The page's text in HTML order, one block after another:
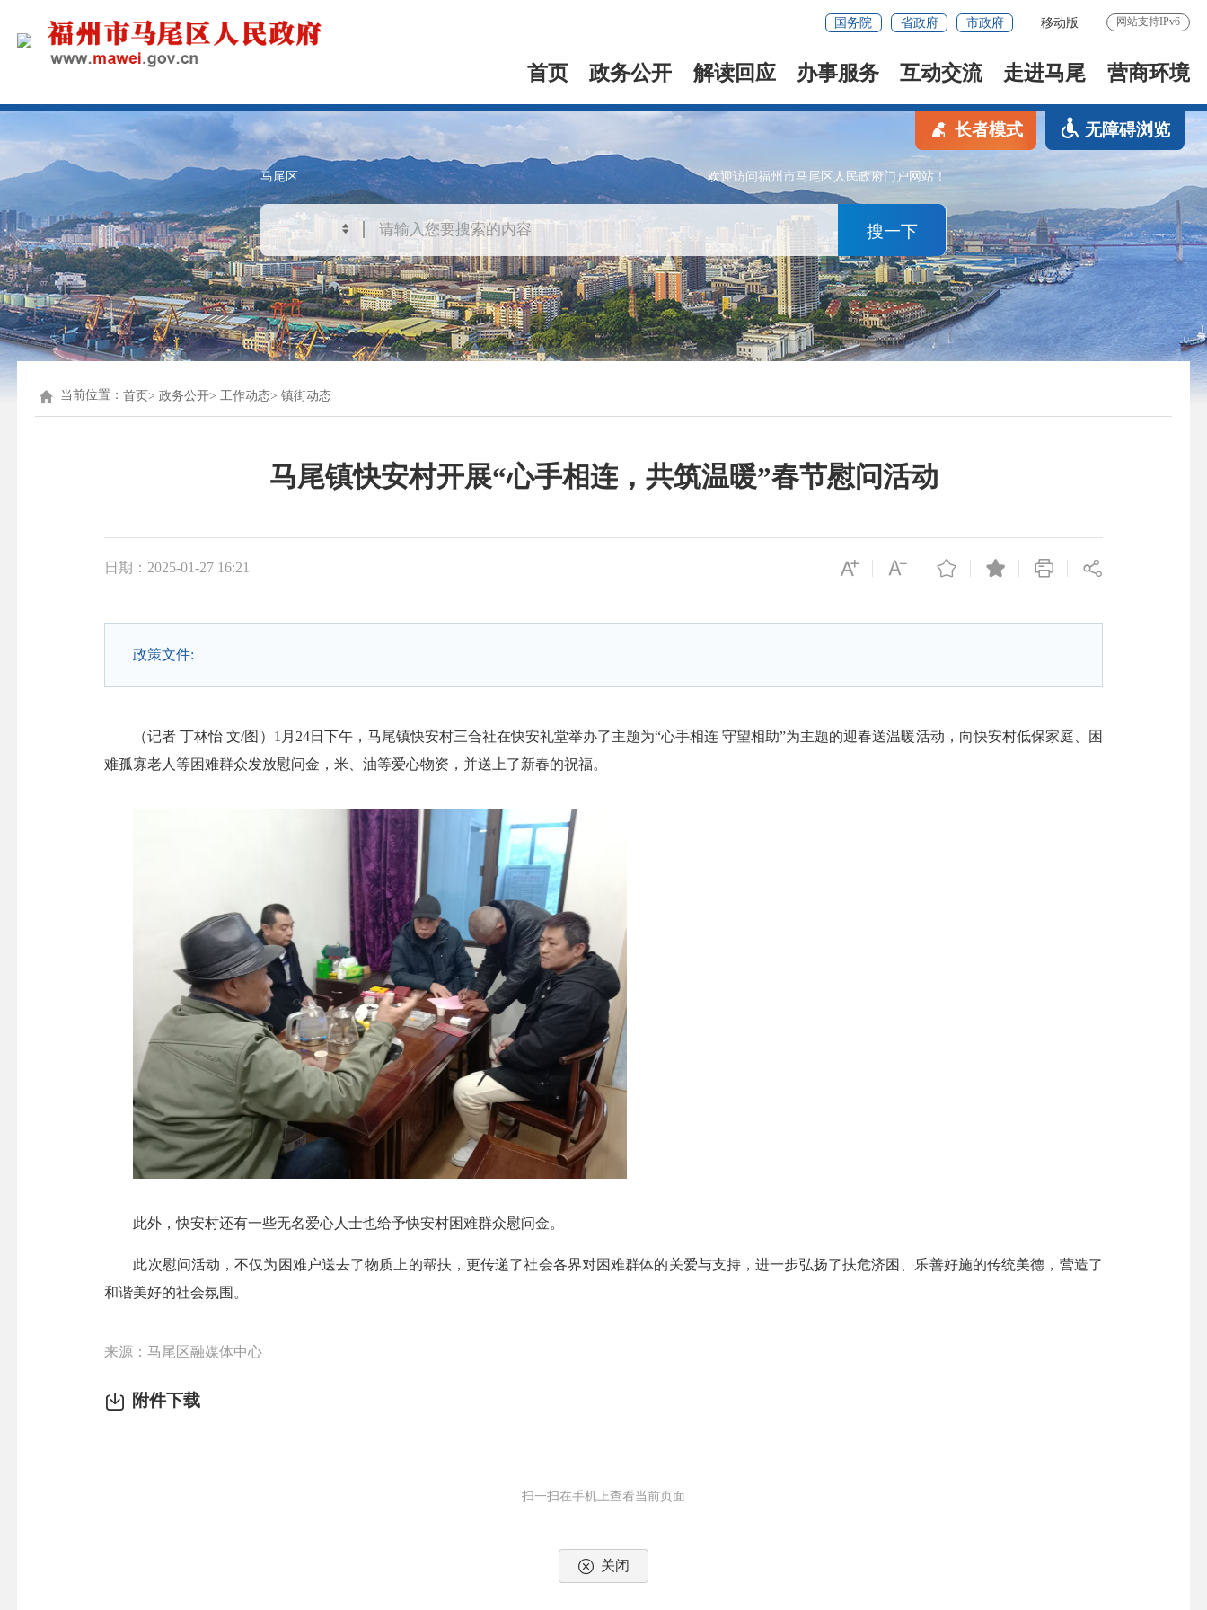
国务院 省政府 市政府 移动版 网站支持IPv6
首页 政务公开 解读回应 办事服务 互动交流 走进马尾 营商环境
马尾区 欢迎访问福州市马尾区人民政府门户网站！
搜一下
长者模式 无障碍浏览
当前位置：首页 政务公开 工作动态 镇街动态
马尾镇快安村开展“心手相连，共筑温暖”春节慰问活动
日期：2025-01-27 16:21
政策文件:
（记者 丁林怡 文/图）1月24日下午，马尾镇快安村三合社在快安礼堂举办了主题为“心手相连 守望相助”为主题的迎春送温暖活动，向快安村低保家庭、困
难孤寡老人等困难群众发放慰问金，米、油等爱心物资，并送上了新春的祝福。
此外，快安村还有一些无名爱心人士也给予快安村困难群众慰问金。
此次慰问活动，不仅为困难户送去了物质上的帮扶，更传递了社会各界对困难群体的关爱与支持，进一步弘扬了扶危济困、乐善好施的传统美德，营造了
和谐美好的社会氛围。
来源：马尾区融媒体中心
附件下载
扫一扫在手机上查看当前页面
关闭